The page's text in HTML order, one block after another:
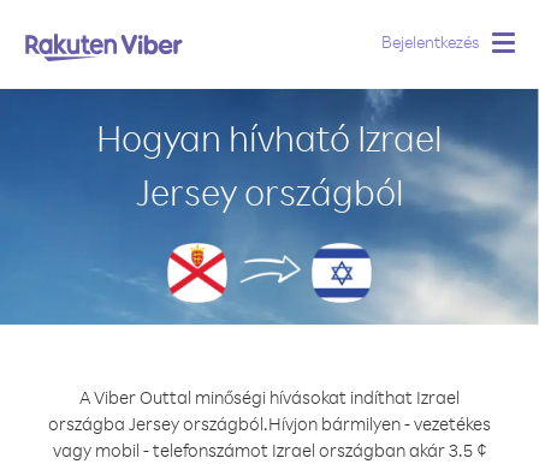
Bejelentkezés
Hogyan hívható Izrael
Jersey országból
A Viber Outtal minőségi hívásokat indíthat Izrael
országba Jersey országból.Hívjon bármilyen - vezetékes
vagy mobil - telefonszámot Izrael országban akár 3.5 ¢